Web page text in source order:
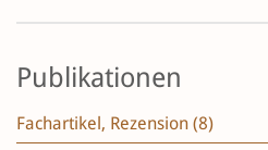
Publikationen
Fachartikel, Rezension (8)